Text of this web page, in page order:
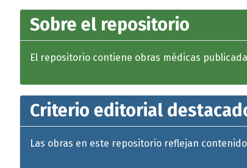
Sobre el repositorio
El repositorio contiene obras médicas
Criterio editorial
Las obras en este repositorio reflejan